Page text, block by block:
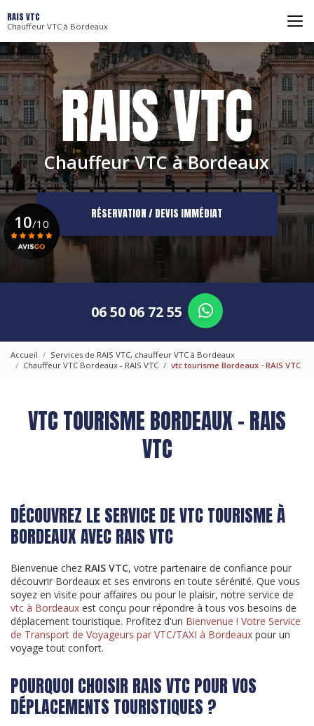
au
contenu
principal
RAIS VTC
Chauffeur VTC à Bordeaux
Chauffeur VTC à Bordeaux
RÉSERVATION / DEVIS IMMÉDIAT
06 50 06 72 55
10/10
Accueil
Services de RAIS VTC, chauffeur VTC à Bordeaux
Chauffeur VTC Bordeaux - RAIS VTC
vtc tourisme Bordeaux - RAIS VTC
VTC TOURISME BORDEAUX - RAIS
VTC
DÉCOUVREZ LE SERVICE DE VTC TOURISME À
BORDEAUX AVEC RAIS VTC
Bienvenue chez RAIS VTC, votre partenaire de confiance pour
découvrir Bordeaux et ses environs en toute sérénité. Que vous
soyez en visite pour affaires ou pour le plaisir, notre service de
vtc à Bordeaux est conçu pour répondre à tous vos besoins de
déplacement touristique. Profitez d'un Bienvenue ! Votre Service
de Transport de Voyageurs par VTC/TAXI à Bordeaux pour un
voyage tout confort.
POURQUOI CHOISIR RAIS VTC POUR VOS
DÉPLACEMENTS TOURISTIQUES ?